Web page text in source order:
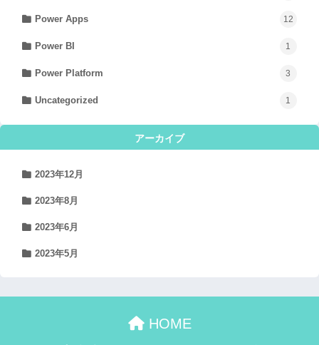
Power Apps 12
Power BI 1
Power Platform 3
Uncategorized 1
アーカイブ
2023年12月
2023年8月
2023年6月
2023年5月
HOME